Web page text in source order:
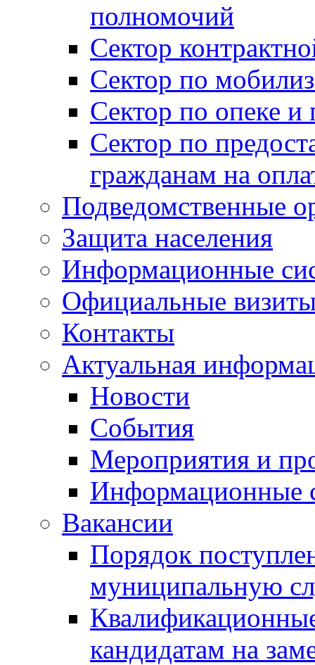
полномочий
Сектор
Сектор по
Сектор по опеке и
Сектор по
гражданам на
Подведомственные
Защита населения
Информационные
Официальные
Контакты
Актуальная
Новости
События
Мероприятия и
Информационные
Вакансии
Порядок
муниципальную
кандидатам на